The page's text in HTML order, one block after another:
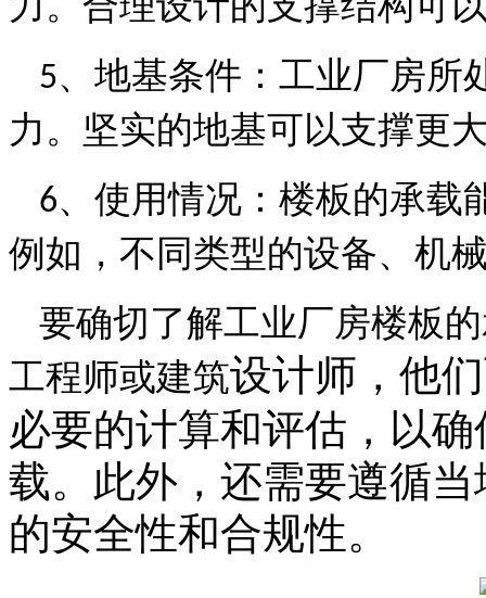
5、 地基条件：工业厂房所
力。坚实的地基可以支撑更
6、 使用情况：楼板的承载
例如，不同类型的设备、机
要确切了解工业厂房楼板
工程师或建筑设计师，他
必要的计算和评估，以
载。此外，还需要遵循
的安全性和合规性。